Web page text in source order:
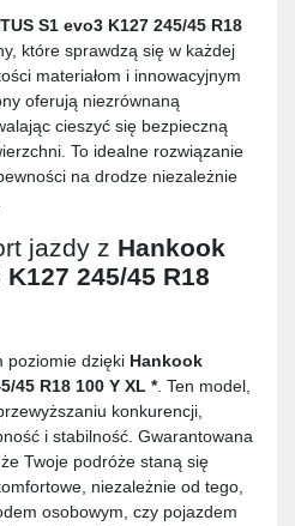
S1 evo3 K127 245/45 R18
które sprawdzą się w każdej
materiałom i innowacyjnym
oferują niezrównaną
cieszyć się bezpieczną
To idealne rozwiązanie
na drodze niezależnie
jazdy z Hankook
245/45 R18
poziomie dzięki Hankook
45 R18 100 Y XL *. Ten model,
konkurencji,
i stabilność. Gwarantowana
Twoje podróże staną się
niezależnie od tego,
osobowym, czy pojazdem